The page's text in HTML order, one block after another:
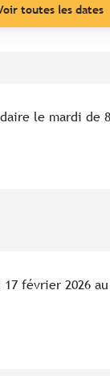
toutes les dates
le mardi de
février 2026